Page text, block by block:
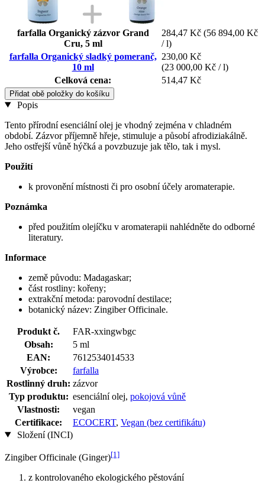
farfalla Organický zázvor Grand
Cru, 5 ml
284,47 Kč (56 894,00 Kč
/ l)
farfalla Organický sladký pomeranč,
10 ml
230,00 Kč
(23 000,00 Kč / l)
Celková cena:
514,47 Kč
Přidat obě položky do košíku
Popis
Tento přírodní esenciální olej je vhodný zejména v chladném
období. Zázvor příjemně hřeje, stimuluje a působí afrodiziakálně.
Jeho ostřejší vůně hýčká a povzbuzuje jak tělo, tak i mysl.
Použití
k provonění místnosti či pro osobní účely aromaterapie.
Poznámka
před použitím olejíčku v aromaterapii nahlédněte do odborné
literatury.
Informace
země původu: Madagaskar;
část rostliny: kořeny;
extrakční metoda: parovodní destilace;
botanický název: Zingiber Officinale.
Produkt č.
FAR-xxingwbgc
Obsah:
5 ml
EAN:
7612534014533
Výrobce:
farfalla
Rostlinný druh: zázvor
Typ produktu: esenciální olej, pokojová vůně
Vlastnosti:
vegan
Certifikace:
ECOCERT, Vegan (bez certifikátu)
Složení (INCI)
Zingiber Officinale (Ginger)[1]
z kontrolovaného ekologického pěstování